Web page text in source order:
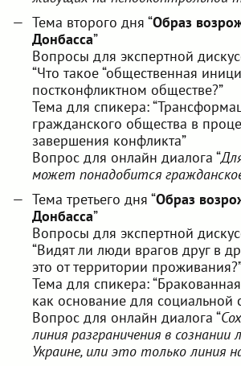
Тема второго дня “Образ
Донбасса”
Вопросы для экспертной
“Что такое “общественная
постконфликтном обществе?”
Тема для спикера:
гражданского общества в
завершения конфликта”
Вопрос для онлайн диалога “
может понадобится
Тема третьего дня “Образ
Донбасса”
Вопросы для экспертной
“Видят ли люди врагов друг в
это от территории
Тема для спикера:
как основание для социальной
Вопрос для онлайн диалога “
линия разграничения в
Украине, или это только линия